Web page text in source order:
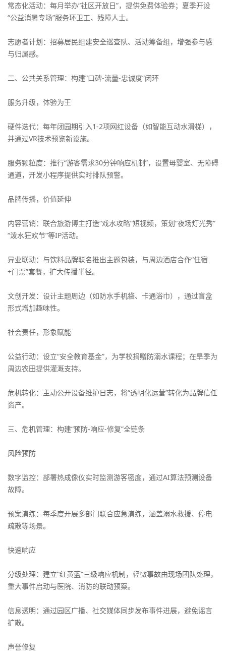
常态化活动：每月举办“社区开放日”，提供免费体验券；夏季开设
“公益消暑专场”服务环卫工、残障人士。
志愿者计划：招募居民组建安全巡查队、活动筹备组，增强参与感
与归属感。
二、公共关系管理：构建“口碑-流量-忠诚度”闭环
服务升级，体验为王
硬件迭代：每年闭园期引入1-2项网红设备（如智能互动水滑梯），
并通过VR技术预览新设施。
服务颗粒度：推行“游客需求30分钟响应机制”，设置母婴室、无障碍
通道，开发小程序提供实时排队预警。
品牌传播，价值延伸
内容营销：联合旅游博主打造“戏水攻略”短视频，策划“夜场灯光秀”
“泼水狂欢节”等IP活动。
异业联动：与饮料品牌联名推出主题包装，与周边酒店合作“住宿
+门票”套餐，扩大传播半径。
文创开发：设计主题周边（如防水手机袋、卡通浴巾），通过盲盒
形式增加趣味性。
社会责任，形象赋能
公益行动：设立“安全教育基金”，为学校捐赠防溺水课程；在旱季为
周边农田提供灌溉支持。
危机转化：主动公开设备维护日志，将“透明化运营”转化为品牌信任
资产。
三、危机管理：构建“预防-响应-修复”全链条
风险预防
数字监控：部署热成像仪实时监测游客密度，通过AI算法预测设备
故障。
预案演练：每季度开展多部门联合应急演练，涵盖溺水救援、停电
疏散等场景。
快速响应
分级处理：建立“红黄蓝”三级响应机制，轻微事故由现场团队处理，
重大事件启动与医院、消防的联动预案。
信息透明：通过园区广播、社交媒体同步发布事件进展，避免谣言
扩散。
声誉修复